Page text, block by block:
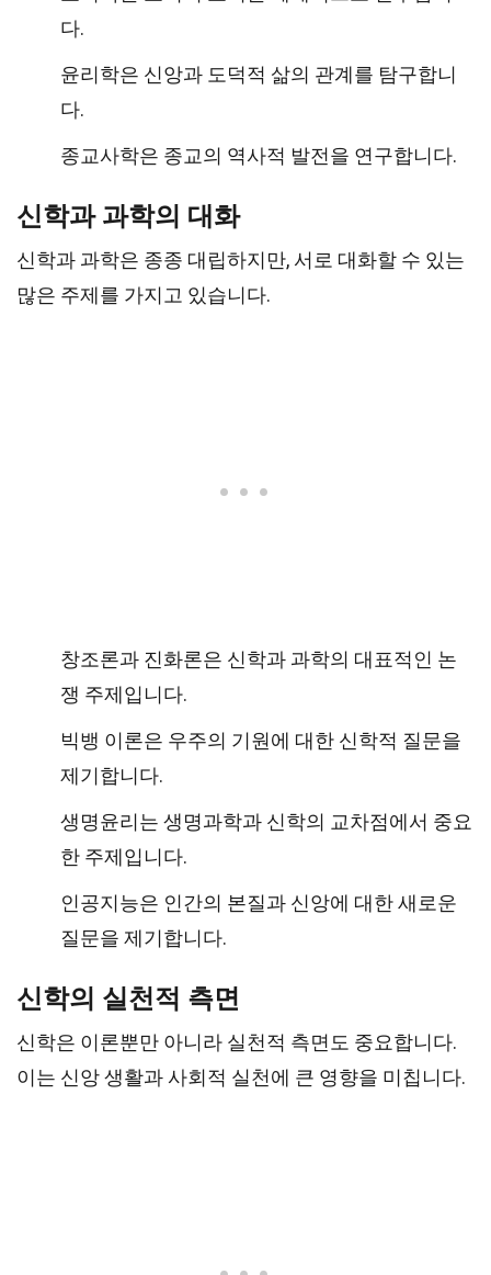
다.
윤리학은 신앙과 도덕적 삶의 관계를 탐구합니
다.
종교사학은 종교의 역사적 발전을 연구합니다.
신학과 과학의 대화
신학과 과학은 종종 대립하지만, 서로 대화할 수 있는
많은 주제를 가지고 있습니다.
창조론과 진화론은 신학과 과학의 대표적인 논
쟁 주제입니다.
빅뱅 이론은 우주의 기원에 대한 신학적 질문을
제기합니다.
생명윤리는 생명과학과 신학의 교차점에서 중요
한 주제입니다.
인공지능은 인간의 본질과 신앙에 대한 새로운
질문을 제기합니다.
신학의 실천적 측면
신학은 이론뿐만 아니라 실천적 측면도 중요합니다.
이는 신앙 생활과 사회적 실천에 큰 영향을 미칩니다.